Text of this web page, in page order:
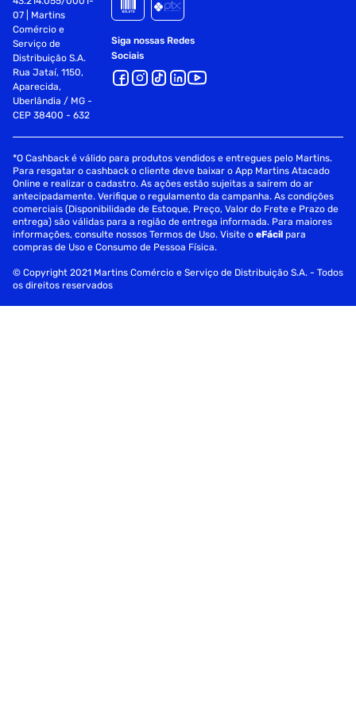
07 | Martins
Comércio e
Serviço de
Distribuição S.A.
Rua Jataí, 1150,
Aparecida,
Uberlândia / MG -
CEP 38400 - 632
Siga nossas Redes
Sociais
*O Cashback é válido para produtos vendidos e entregues pelo Martins.
Para resgatar o cashback o cliente deve baixar o App Martins Atacado
Online e realizar o cadastro. As ações estão sujeitas a saírem do ar
antecipadamente. Verifique o regulamento da campanha. As condições
comerciais (Disponibilidade de Estoque, Preço, Valor do Frete e Prazo de
entrega) são válidas para a região de entrega informada. Para maiores
informações, consulte nossos Termos de Uso. Visite oeFácil para
compras de Uso e Consumo de Pessoa Física.
© Copyright 2021 Martins Comércio e Serviço de Distribuição S.A. - Todos
os direitos reservados